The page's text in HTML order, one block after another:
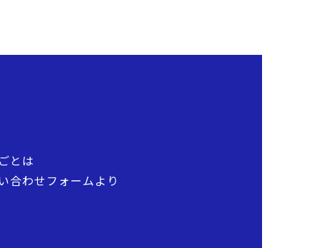
とは
合わせフォームより